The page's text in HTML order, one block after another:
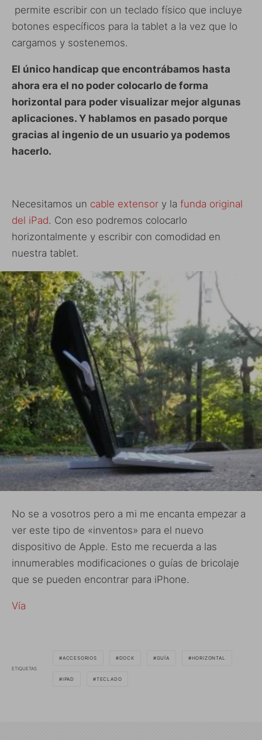
permite escribir con un teclado físico que incluye
botones específicos para la tablet a la vez que lo
cargamos y sostenemos.
El único handicap que encontrábamos hasta
ahora era el no poder colocarlo de forma
horizontal para poder visualizar mejor algunas
aplicaciones. Y hablamos en pasado porque
gracias al ingenio de un usuario ya podemos
hacerlo.
Necesitamos un cable extensor y la funda original
del iPad. Con eso podremos colocarlo
horizontalmente y escribir con comodidad en
nuestra tablet.
No se a vosotros pero a mi me encanta empezar a
ver este tipo de «inventos» para el nuevo
dispositivo de Apple. Esto me recuerda a las
innumerables modificaciones o guías de bricolaje
que se pueden encontrar para iPhone.
Vía
ETIQUETAS
ACCESORIOS DOCK GUÍA HORIZONTAL
IPAD TECLADO